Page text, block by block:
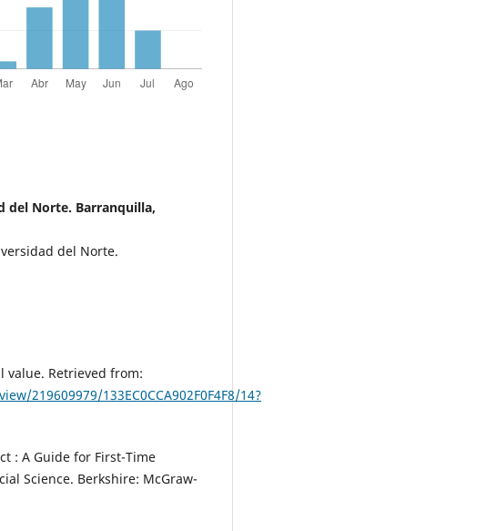
del Norte. Barranquilla,
del Norte.
value. Retrieved from:
219609979/133EC0CCA902F0F4F8/14?
: A Guide for First-Time
Science. Berkshire: McGraw-